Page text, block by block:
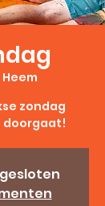
zondag
doorgaat!